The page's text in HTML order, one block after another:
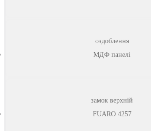
оздоблення
МДФ панелі
замок верхній
FUARO 4257